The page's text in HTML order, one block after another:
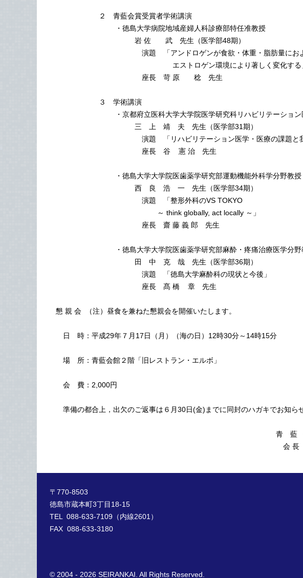
２ 青藍会賞受賞者学術講演
・徳島大学病院地域産婦人科診療部特任准教授
岩 佐 武 先生（医学部48期）
演題 「アンドロゲンが食欲・体重・脂肪量におよぼ
エストロゲン環境により著しく変化する
座長 苛 原 稔 先生
３ 学術講演
・京都府立医科大学大学院医学研究科リハビリテーション医
三 上 靖 夫 先生（医学部31期）
演題 「リハビリテーション医学・医療の課題と我々
座長 谷 憲 治 先生
・徳島大学大学院医歯薬学研究部運動機能外科学分野教授
西 良 浩 一 先生（医学部34期）
演題 「整形外科のVS TOKYO
～ think globally, act locally ～」
座長 齋 藤 義 郎 先生
・徳島大学大学院医歯薬学研究部麻酔・疼痛治療医学分野
田 中 克 哉 先生（医学部36期）
演題 「徳島大学麻酔科の現状と今後」
座長 髙 橋 章 先生
懇 親 会 （注）昼食を兼ねた懇親会を開催いたします。
日 時：平成29年７月17日（月）（海の日）12時30分～14時15分
場 所：青藍会館２階「旧レストラン・エルボ」
会 費：2,000円
準備の都合上，出欠のご返事は６月30日(金)までに同封のハガキでお知ら
青 藍
会 長 桜 井 え
〒770-8503
徳島市蔵本町3丁目18-15
TEL 088-633-7109（内線2601）
FAX 088-633-3180
© 2004 - 2026 SEIRANKAI. All Rights Reserved.